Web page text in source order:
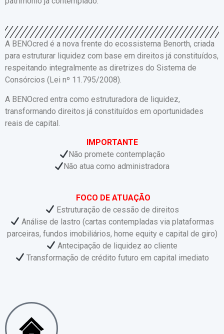
A BENOcred é a nova frente do ecossistema Benorth, criada
para estruturar liquidez com base em direitos já constituídos,
respeitando integralmente as diretrizes do Sistema de
Consórcios (Lei nº 11.795/2008).
A BENOcred entra como estruturadora de liquidez,
transformando direitos já constituídos em oportunidades
reais de capital.
IMPORTANTE
Não promete contemplação
Não atua como administradora
FOCO DE ATUAÇÃO
Estruturação de cessão de direitos
Análise de lastro (cartas contempladas via plataformas
parceiras, fundos imobiliários, home equity e capital de giro)
Antecipação de liquidez ao cliente
Transformação de crédito futuro em capital imediato